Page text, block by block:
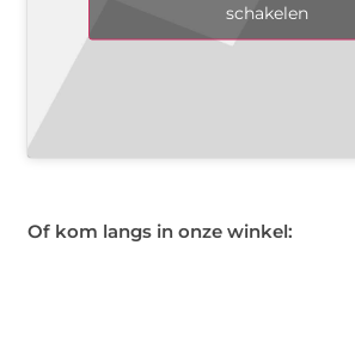
schakelen
Of kom langs in onze winkel: